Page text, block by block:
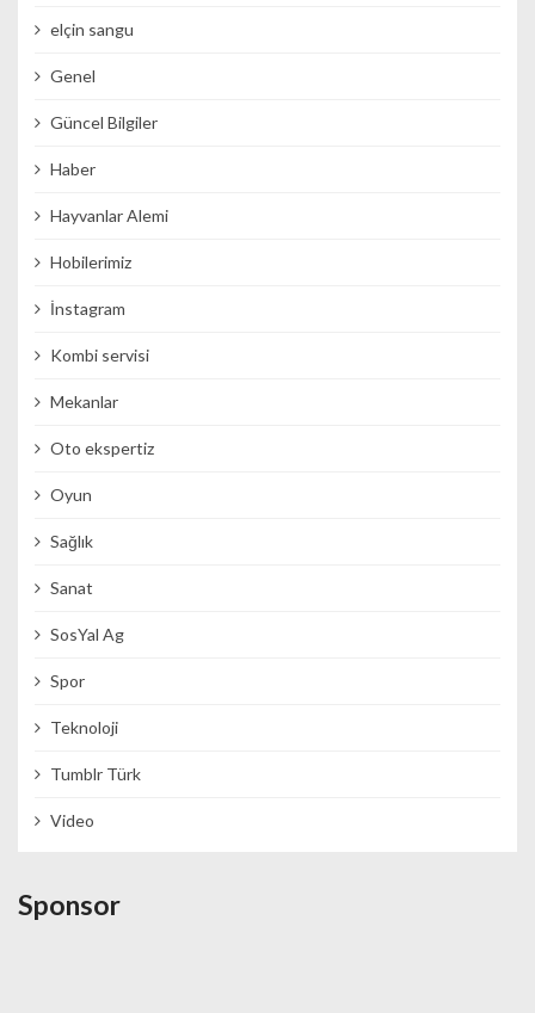
elçin sangu
Genel
Güncel Bilgiler
Haber
Hayvanlar Alemi
Hobilerimiz
İnstagram
Kombi servisi
Mekanlar
Oto ekspertiz
Oyun
Sağlık
Sanat
SosYal Ag
Spor
Teknoloji
Tumblr Türk
Video
Sponsor